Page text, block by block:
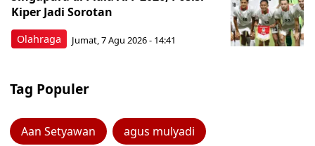
Olahraga
Kiper Jadi Sorotan
Jumat, 7 Agu 2026 - 14:41
Tag Populer
Aan Setyawan agus mulyadi